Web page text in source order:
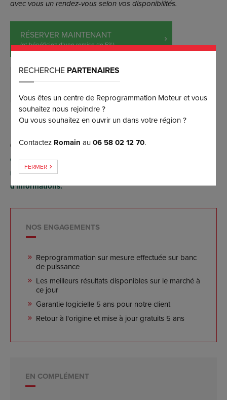
avec vous un rendez-vous selon vos disponibilités.
RÉSERVER MAINTENANT
(et bénéficiez d’une remise de 5%)
DEMANDER PLUS D’INFORMATIONS
Conversion possible FlexFuel E85 par reprogrammation
moteur (sans aucun boîtier), contactez-nous pour plus
d'informations.
NOS ENGAGEMENTS
Reprogrammation sur mesure effectuée sur banc
de puissance
Les meilleurs résultats disponibles sur le marché à
ce jour
Garantie logicielle 5 ans pour notre client
Retour à l'origine et mise à jour gratuits 5 ans
EN COMPLÉMENT
RECHERCHE PARTENAIRES
Vous êtes un centre de Reprogrammation Moteur et vous
souhaitez nous rejoindre ?
Ou vous souhaitez en ouvrir un dans votre région ?
Contactez Romain au06 58 02 12 70.
FERMER